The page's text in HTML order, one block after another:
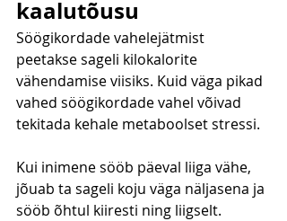
kaalutõusu
Söögikordade vahelejätmist
peetakse sageli kilokalorite
vähendamise viisiks. Kuid väga pikad
vahed söögikordade vahel võivad
tekitada kehale metaboolset stressi.
Kui inimene sööb päeval liiga vähe,
jõuab ta sageli koju väga näljasena ja
sööb õhtul kiiresti ning liigselt.